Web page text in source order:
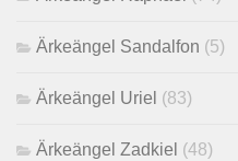
Ärkeängel Sandalfon (5)
Ärkeängel Uriel (83)
Ärkeängel Zadkiel (48)